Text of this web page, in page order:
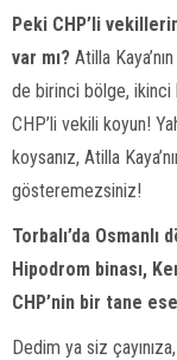
Peki CHP’li
var mı? Atilla
de birinci bölge,
CHP’li vekili koyun!
koysanız, Atilla
gösteremezsiniz!
Torbalı’da
Hipodrom binası,
CHP’nin bir tane
Dedim ya siz